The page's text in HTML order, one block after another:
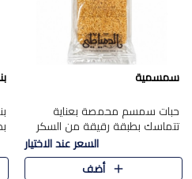
سمسمية
حبات سمسم محمصة بعناية
تتماسك بطبقة رقيقة من السكر
المكرمل، لتقدم طعم السمسم
المميز وقرمشتة التي ارتبطت ببهجة
المولد عبر الأجيال.
السعر عند الاختيار
أضف